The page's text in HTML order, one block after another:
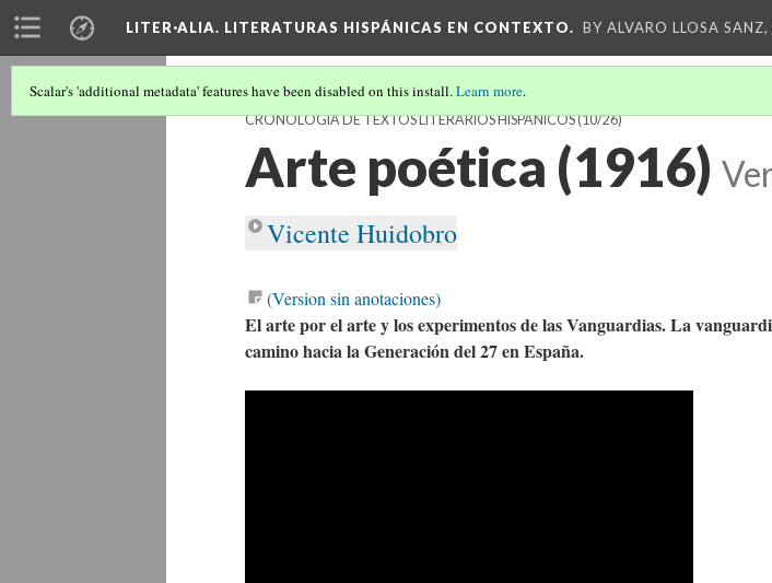
LITER·ALIA. LITERATURAS HISPÁNICAS EN CONTEXTO. BY ALVARO LLOSA
Scalar's 'additional metadata' features have been disabled on this install.Learn more.
CRONOLOGÍA DE TEXTOS LITERARIOS HISPÁNICOS(10/26)
Arte poética (1916)
Vicente Huidobro
(Version sin anotaciones)
El arte por el arte y los experimentos de las Vanguardias. La
camino hacia la Generación del 27 en España.